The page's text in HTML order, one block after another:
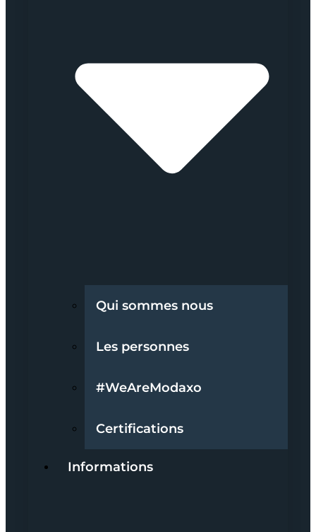
Qui sommes nous
Les personnes
#WeAreModaxo
Certifications
Informations